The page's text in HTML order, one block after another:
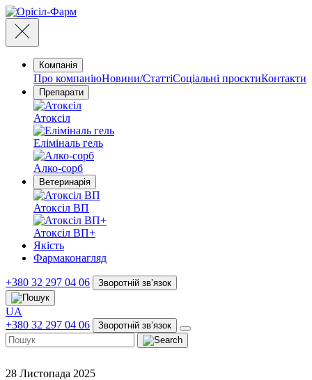
Компанія
Про компаніюНовини/СтаттіСоціальні проєктиКонтакти
Препарати
Атоксіл
Еліміналь гель
Алко-сорб
Ветеринарія
Атоксіл ВП
Атоксіл ВП+
Якість
Фармаконагляд
+380 32 297 04 06 Зворотній звʼязок
UA
+380 32 297 04 06
Зворотній звʼязок
28 Листопада 2025